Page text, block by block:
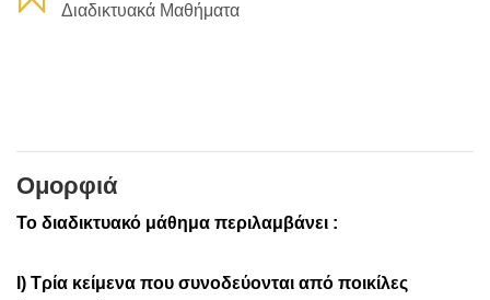
Διαδικτυακά Μαθήματα
Ομορφιά
Το διαδικτυακό μάθημα περιλαμβάνει :
Ι) Τρία κείμενα που συνοδεύονται από ποικίλες